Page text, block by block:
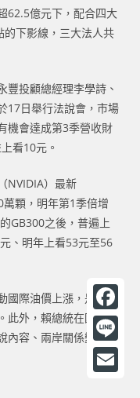
62.5億元下，配合四大
下影線，三大法人共
豐投顧總經理李學詩、
17日舉行法說會，市場
機會達成第3季營收財
看10元。
NVIDIA）最新
顆，明年第1季倍增
GB300之後，普遍上
、明年上看53元至56
國際油價上漲，是否會
此外，賴總統在國慶晚
內容、兩岸關係變化也
F
a
c
L